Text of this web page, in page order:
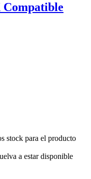
stock para el producto
a estar disponible